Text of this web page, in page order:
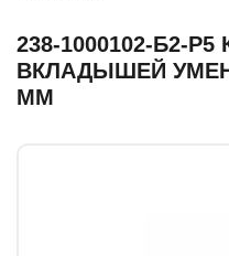
238-1000102-Б2-
ВКЛАДЫШЕЙ
ММ